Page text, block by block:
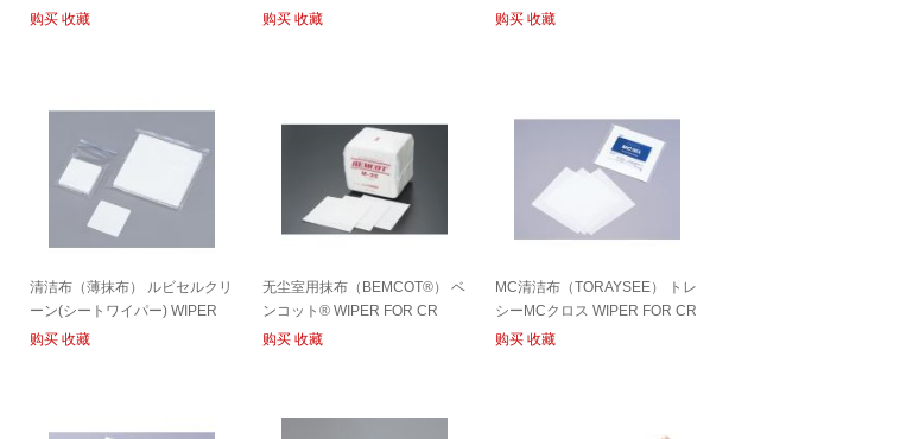
购买 收藏
PP FOR CR
购买 收藏
购买 收藏
清洁布（薄抹布） ルビセルクリ
ーン(シートワイパー) WIPER
FOR CR
购买 收藏
无尘室用抹布（BEMCOT®） ベ
ンコット® WIPER FOR CR
购买 收藏
MC清洁布（TORAYSEE） トレ
シーMCクロス WIPER FOR CR
购买 收藏